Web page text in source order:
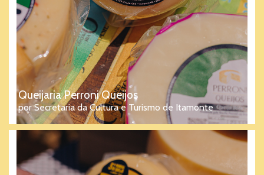
Queijaria Perroni Queijos
por Secretaria da Cultura e Turismo de Itamonte